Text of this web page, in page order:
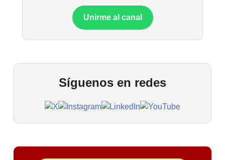
Unirme al canal
Síguenos en redes